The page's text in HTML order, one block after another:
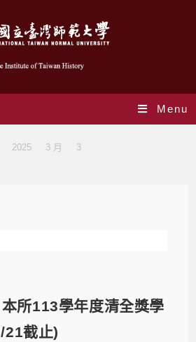
Menu
2025 3 月 3
本所113學年度清全獎學
21截止)